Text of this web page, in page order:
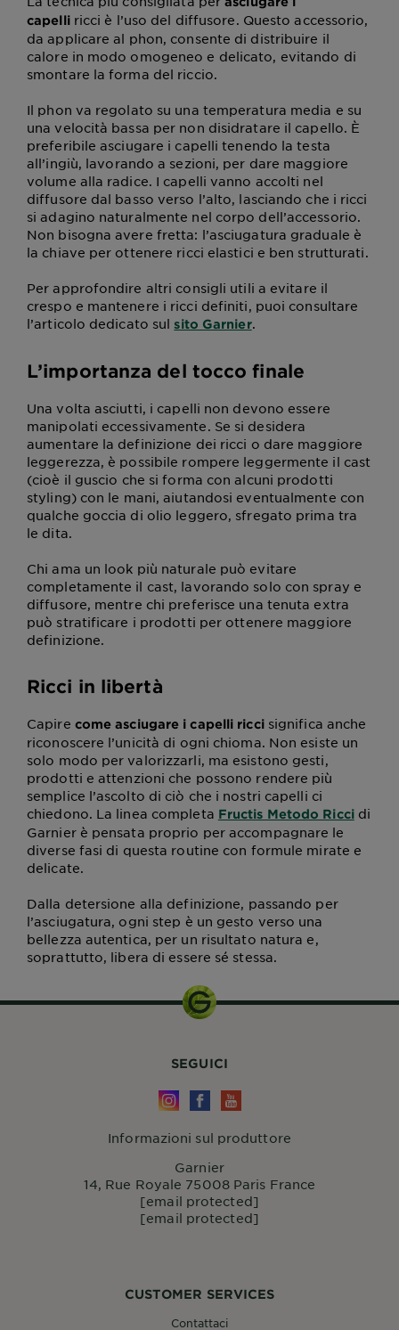
capelli ricci è l’uso del diffusore. Questo accessorio,
da applicare al phon, consente di distribuire il
calore in modo omogeneo e delicato, evitando di
smontare la forma del riccio.
Il phon va regolato su una temperatura media e su
una velocità bassa per non disidratare il capello. È
preferibile asciugare i capelli tenendo la testa
all’ingiù, lavorando a sezioni, per dare maggiore
volume alla radice. I capelli vanno accolti nel
diffusore dal basso verso l’alto, lasciando che i ricci
si adagino naturalmente nel corpo dell’accessorio.
Non bisogna avere fretta: l’asciugatura graduale è
la chiave per ottenere ricci elastici e ben strutturati.
Per approfondire altri consigli utili a evitare il
crespo e mantenere i ricci definiti, puoi consultare
l’articolo dedicato sulsito Garnier.
L’importanza del tocco finale
Una volta asciutti, i capelli non devono essere
manipolati eccessivamente. Se si desidera
aumentare la definizione dei ricci o dare maggiore
leggerezza, è possibile rompere leggermente il cast
(cioè il guscio che si forma con alcuni prodotti
styling) con le mani, aiutandosi eventualmente con
qualche goccia di olio leggero, sfregato prima tra
le dita.
Chi ama un look più naturale può evitare
completamente il cast, lavorando solo con spray e
diffusore, mentre chi preferisce una tenuta extra
può stratificare i prodotti per ottenere maggiore
definizione.
Ricci in libertà
Capire come asciugare i capelli ricci significa anche
riconoscere l’unicità di ogni chioma. Non esiste un
solo modo per valorizzarli, ma esistono gesti,
prodotti e attenzioni che possono rendere più
semplice l’ascolto di ciò che i nostri capelli ci
chiedono. La linea completa Fructis Metodo Riccidi
Garnier è pensata proprio per accompagnare le
diverse fasi di questa routine con formule mirate e
delicate.
Dalla detersione alla definizione, passando per
l’asciugatura, ogni step è un gesto verso una
bellezza autentica, per un risultato natura e,
soprattutto, libera di essere sé stessa.
CUSTOMER SERVICES
Contattaci
SEGUICI
Informazioni sul produttore
Garnier
14, Rue Royale 75008 Paris France
[email protected]
[email protected]